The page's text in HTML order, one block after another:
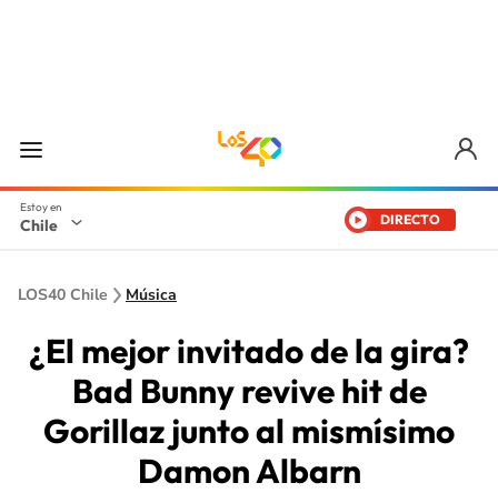
Chile DIRECTO
LOS40 Chile Música
¿El mejor invitado de la gira?
Bad Bunny revive hit de
Gorillaz junto al mismísimo
Damon Albarn